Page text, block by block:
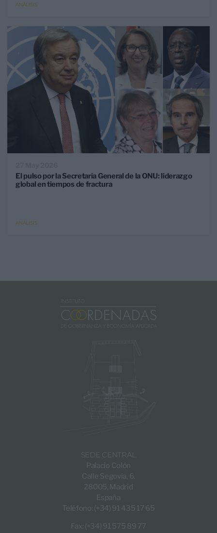
ANÁLISIS
El pulso por la Secretaría General de la ONU: liderazgo
global en tiempos de fractura
ANÁLISIS
SEDE CENTRAL
Palacio Colón
Calle Segovia, 6.
28005, Madrid
España
Teléfono: (+34) 91 435 17 65
Fax: (+34) 91 575 89 77